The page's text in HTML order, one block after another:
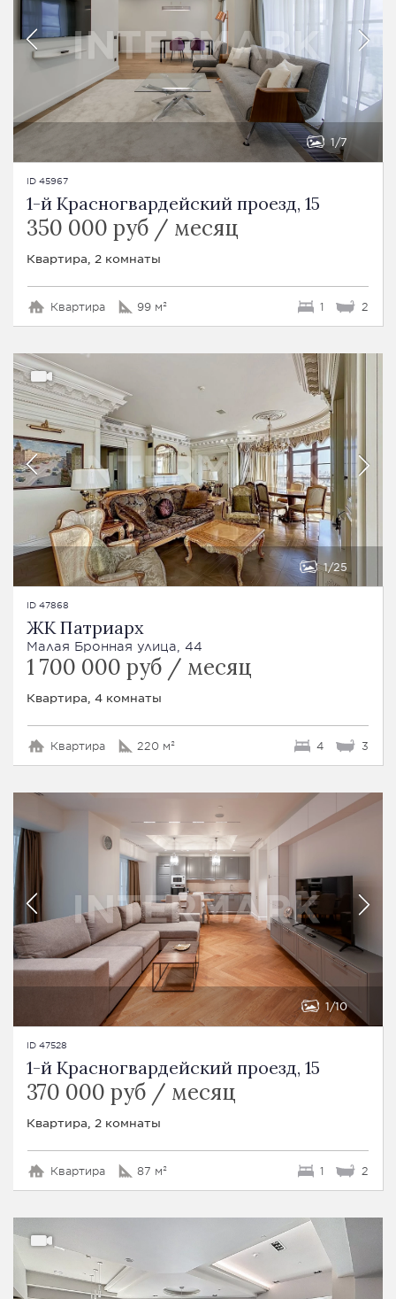
1 7
ID 45967
1-й Красногвардейский проезд, 15
350 000 руб / месяц
Квартира, 2 комнаты
Квартира 99 м² 1 2
1 25
ID 47868
ЖК Патриарх
Малая Бронная улица, 44
1 700 000 руб / месяц
Квартира, 4 комнаты
Квартира 220 м² 4 3
1 10
ID 47528
1-й Красногвардейский проезд, 15
370 000 руб / месяц
Квартира, 2 комнаты
Квартира 87 м² 1 2